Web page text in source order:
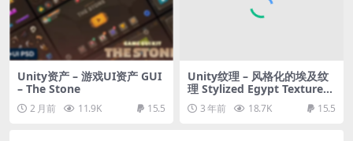
Unity资产 – 游戏UI资产 GUI
– The Stone
2 月前 11.9K 15.5
Unity纹理 – 风格化的埃及纹
理 Stylized Egypt Textures
– RPG Environment
3 年前 18.7K 15.5